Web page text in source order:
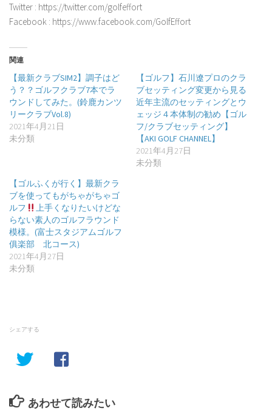
Twitter : https://twitter.com/golfeffort
Facebook : https://www.facebook.com/GolfEffort
関連
【最新クラブSIM2】調子はど
う？？ゴルフクラブ7本でラ
ウンドしてみた。(鈴鹿カンツ
リークラブVol.8)
2021年4月21日
未分類
【ゴルフ】石川遼プロのクラ
ブセッティング変更から見る
近年主流のセッティングとウ
ェッジ４本体制の勧め【ゴル
フ/クラブセッティング】
【AKI GOLF CHANNEL】
2021年4月27日
未分類
【ゴルふくが行く】最新クラ
ブを使ってもがちゃがちゃゴ
ルフ
上手くなりたいけどな
らない素人のゴルフラウンド
模様。(富士スタジアムゴルフ
俱楽部 北コース)
2021年4月27日
未分類
シェアする
あわせて読みたい